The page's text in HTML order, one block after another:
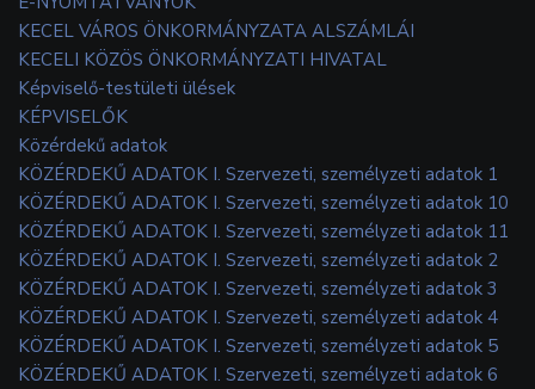
KECEL VÁROS ÖNKORMÁNYZATA ALSZÁMLÁI
KECELI KÖZÖS ÖNKORMÁNYZATI HIVATAL
Képviselő-testületi ülések
KÉPVISELŐK
Közérdekű adatok
KÖZÉRDEKŰ ADATOK I. Szervezeti, személyzeti adatok 1
KÖZÉRDEKŰ ADATOK I. Szervezeti, személyzeti adatok 10
KÖZÉRDEKŰ ADATOK I. Szervezeti, személyzeti adatok 11
KÖZÉRDEKŰ ADATOK I. Szervezeti, személyzeti adatok 2
KÖZÉRDEKŰ ADATOK I. Szervezeti, személyzeti adatok 3
KÖZÉRDEKŰ ADATOK I. Szervezeti, személyzeti adatok 4
KÖZÉRDEKŰ ADATOK I. Szervezeti, személyzeti adatok 5
KÖZÉRDEKŰ ADATOK I. Szervezeti, személyzeti adatok 6